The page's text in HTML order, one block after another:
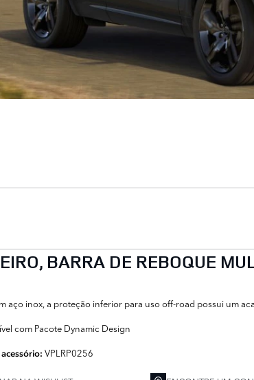
BARRA DE REBOQUE
aço inox, a proteção inferior para uso off-road possui um
com Pacote Dynamic Design
VPLRP0256